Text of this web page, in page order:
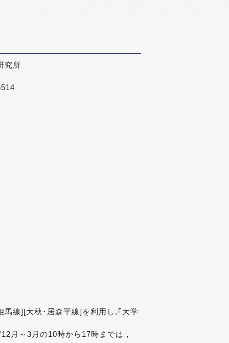
究所
線][大秋･居森平線]を利用し,｢大学
月～3月の10時から17時までは，